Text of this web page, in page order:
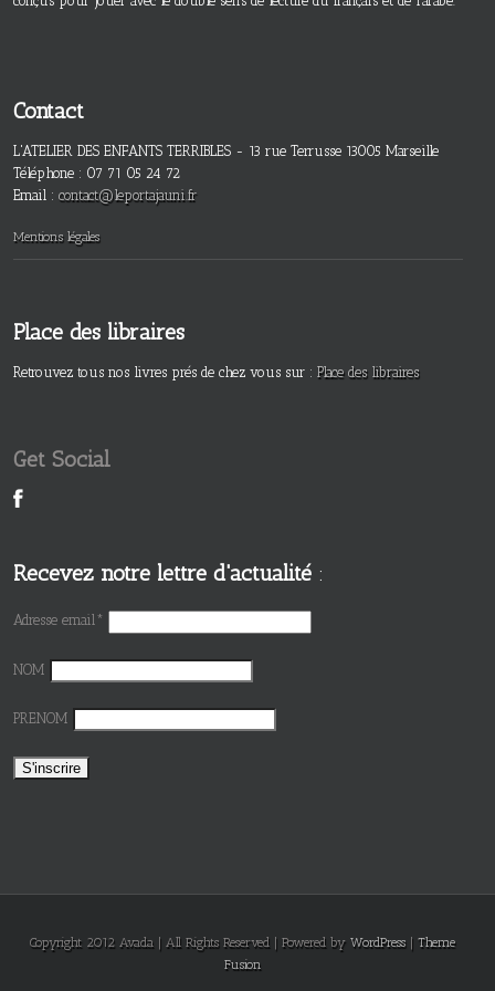
Contact
L'ATELIER DES ENFANTS TERRIBLES - 13 rue Terrusse 13005 Marseille
Téléphone : 07 71 05 24 72
Email : contact@leportajauni.fr
Mentions légales
Place des libraires
Retrouvez tous nos livres prés de chez vous sur : Place des libraires
Get Social
Recevez notre lettre d'actualité :
Adresse email*
NOM
PRENOM
Copyright 2012 Avada | All Rights Reserved | Powered by WordPress| Theme
Fusion